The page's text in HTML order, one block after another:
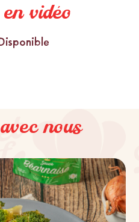
vidéo
nous